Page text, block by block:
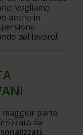
vogliamo
anche in
del lavoro!
maggior parte